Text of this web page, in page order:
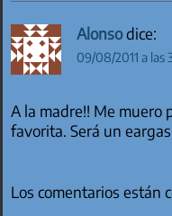
Alonsodice:
09/08/2011 a las
A la madre!! Me muero
favorita. Será un
Los comentarios están